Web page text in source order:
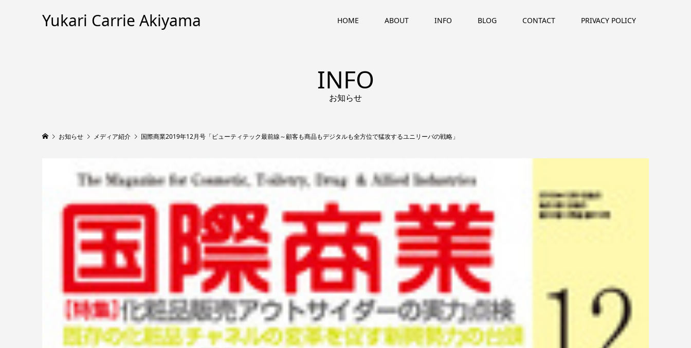
Yukari Carrie Akiyama HOME ABOUT INFO BLOG CONTACT PRIVACY POLICY
INFO
お知らせ
お知らせ メディア紹介 国際商業2019年12月号「ビューティテック最前線～顧客も商品もデジタルも全方位で猛攻するユニリーバの戦略」